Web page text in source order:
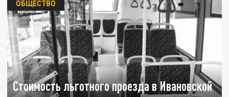
Стоимость льготного проезда в Ивановской
ОБЩЕСТВО